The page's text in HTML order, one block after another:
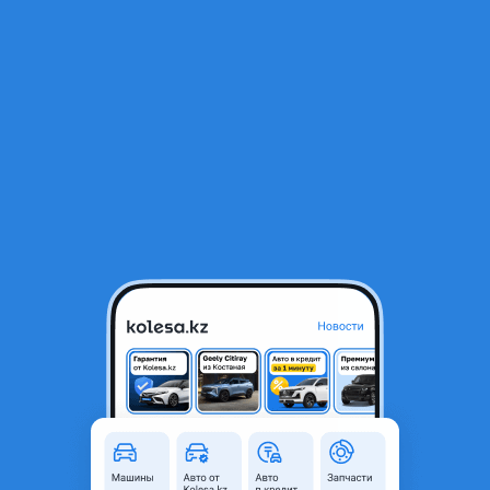
Балансир привозные на Toyota Camry 2.4 в отличном состоянии
60 000 ₸